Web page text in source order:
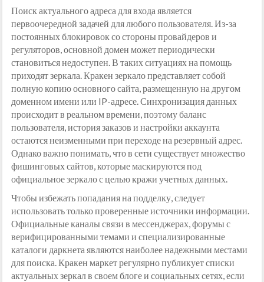
Поиск актуального адреса для входа является
первоочередной задачей для любого пользователя. Из-за
постоянных блокировок со стороны провайдеров и
регуляторов, основной домен может периодически
становиться недоступен. В таких ситуациях на помощь
приходят зеркала. Кракен зеркало представляет собой
полную копию основного сайта, размещенную на другом
доменном имени или IP-адресе. Синхронизация данных
происходит в реальном времени, поэтому баланс
пользователя, история заказов и настройки аккаунта
остаются неизменными при переходе на резервный адрес.
Однако важно понимать, что в сети существует множество
фишинговых сайтов, которые маскируются под
официальное зеркало с целью кражи учетных данных.
Чтобы избежать попадания на подделку, следует
использовать только проверенные источники информации.
Официальные каналы связи в мессенджерах, форумы с
верифицированными темами и специализированные
каталоги даркнета являются наиболее надежными местами
для поиска. Кракен маркет регулярно публикует списки
актуальных зеркал в своем блоге и социальных сетях, если